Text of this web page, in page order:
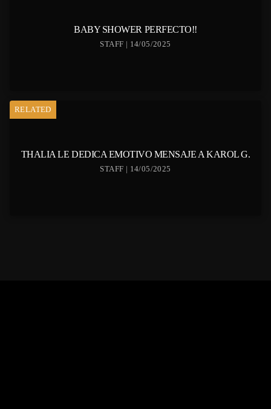
BABY SHOWER PERFECTO!!
STAFF | 14/05/2025
RELATED
THALIA LE DEDICA EMOTIVO MENSAJE A KAROL G.
STAFF | 14/05/2025